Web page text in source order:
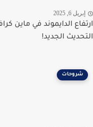
6, 2025
الدايموند في ماين كرافت
الجديد!
شروحات